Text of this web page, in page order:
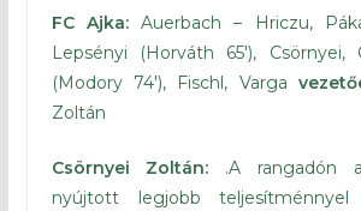
FC Ajka:Auerbach – Hriczu,
Lepsényi (Horváth 65′), Csörnyei,
(Modory 74′), Fischl, Varga
Zoltán
Csörnyei Zoltán: .A rangadón
nyújtott legjobb teljesítménnyel